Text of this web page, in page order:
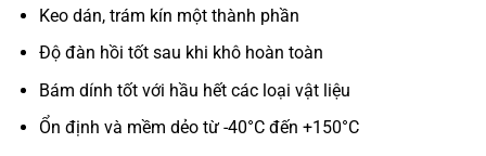
Keo dán, trám kín một thành phần
Độ đàn hồi tốt sau khi khô hoàn toàn
Bám dính tốt với hầu hết các loại vật liệu
Ổn định và mềm dẻo từ -40°C đến +150°C